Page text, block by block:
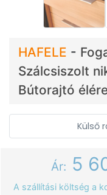
HAFELE -
Szálcsiszolt
Bútorajtó
Külső
Ár: 5
A szállítási költség a